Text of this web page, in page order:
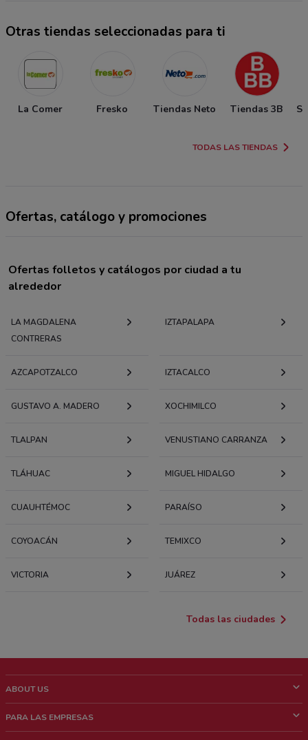
Otras tiendas seleccionadas para ti
La Comer Fresko Tiendas Neto Tiendas 3B
TODAS LAS TIENDAS
Ofertas, catálogo y promociones
Ofertas folletos y catálogos por ciudad a tu
alrededor
LA MAGDALENA
CONTRERAS
IZTAPALAPA
AZCAPOTZALCO IZTACALCO
GUSTAVO A. MADERO XOCHIMILCO
TLALPAN VENUSTIANO CARRANZA
TLÁHUAC MIGUEL HIDALGO
CUAUHTÉMOC PARAÍSO
COYOACÁN TEMIXCO
VICTORIA JUÁREZ
Todas las ciudades
ABOUT US
¿Quiénes Somos?
PARA LAS EMPRESAS